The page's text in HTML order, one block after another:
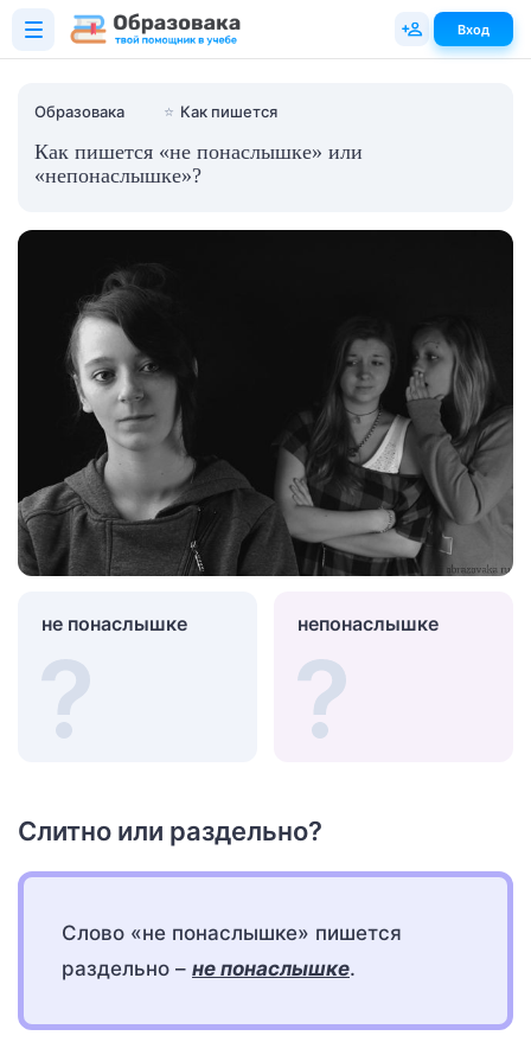
Образовака ⭐ Как пишется
Как пишется «не понаслышке» или
«непонаслышке»?
не понаслышке непонаслышке
Слитно или раздельно?
Слово «не понаслышке» пишется
раздельно – не понаслышке.
Вход